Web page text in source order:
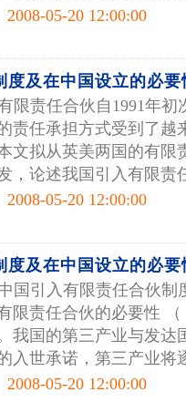
2008-05-20 12:00:00
度及在中国设立的必要
限责任合伙自1991年
责任承担方式受到了越
文拟从英美两国的有限
，论述我国引入有限责
2008-05-20 12:00:00
度及在中国设立的必要
国引入有限责任合伙
限责任合伙的必要性
我国的第三产业与发达
入世承诺，第三产业将
2008-05-20 12:00:00